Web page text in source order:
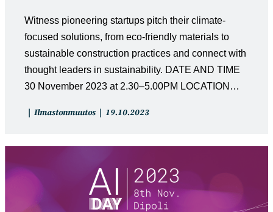
Witness pioneering startups pitch their climate-
focused solutions, from eco-friendly materials to
sustainable construction practices and connect with
thought leaders in sustainability. DATE AND TIME
30 November 2023 at 2.30–5.00PM LOCATION…
Artikkelin
Ilmastonmuutos
Artikkeli
19.10.2023